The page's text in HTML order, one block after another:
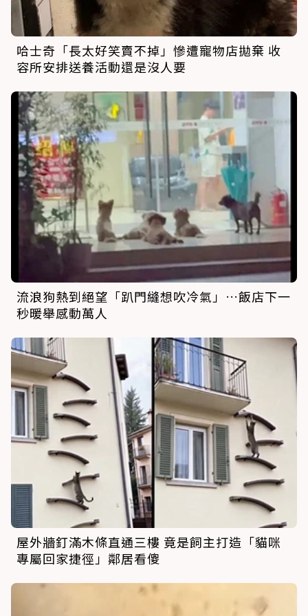
哈士奇「長太好笑賣不掉」慘遭寵物店拋棄 收
容所安排送養活動還是沒人要
流浪狗熱到絕望「趴門縫想吹冷氣」…飯店下一
秒暖舉感動萬人
屋外牆釘滿木條直通三樓 竟是飼主打造「貓咪
專屬回家捷徑」鄰居看傻